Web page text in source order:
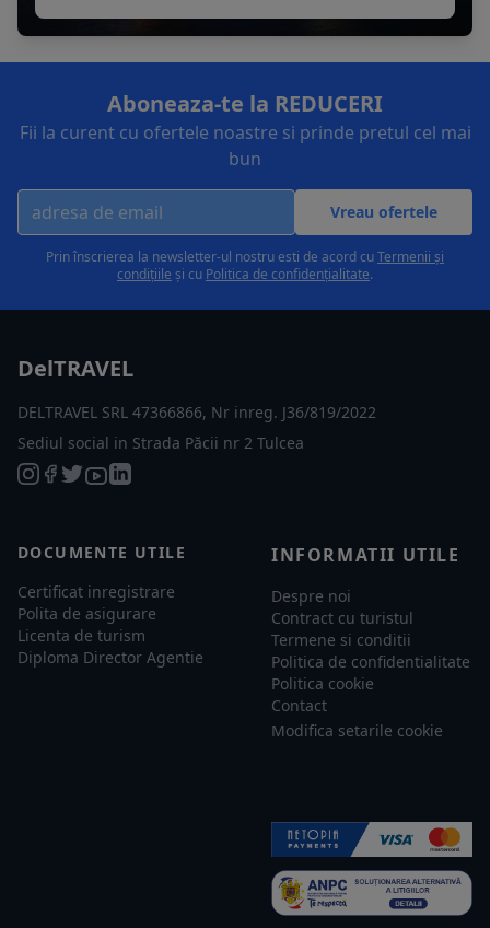
Aboneaza-te la REDUCERI
Fii la curent cu ofertele noastre si prinde pretul cel mai
bun
Vreau ofertele
Prin înscrierea la newsletter-ul nostru esti de acord cuTermenii și
condițiile și cu Politica de confidențialitate.
DelTRAVEL
DELTRAVEL SRL 47366866, Nr inreg. J36/819/2022
Sediul social in Strada Păcii nr 2 Tulcea
DOCUMENTE UTILE
Certificat inregistrare
Polita de asigurare
Licenta de turism
Diploma Director Agentie
INFORMATII UTILE
Despre noi
Contract cu turistul
Termene si conditii
Politica de confidentialitate
Politica cookie
Contact
Modifica setarile cookie